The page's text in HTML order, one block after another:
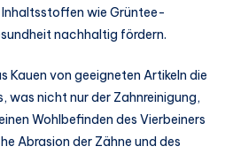
wie Grüntee-
nachhaltig fördern.
Kauen von geeigneten Artikeln die
was nicht nur der Zahnreinigung,
Wohlbefinden des Vierbeiners
Abrasion der Zähne und des